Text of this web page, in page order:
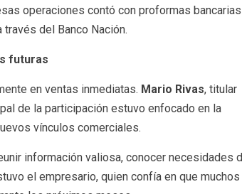
operaciones contó con proformas bancarias
del Banco Nación.
futuras
en ventas inmediatas. Mario Rivas, titular
de la participación estuvo enfocado en la
vínculos comerciales.
información valiosa, conocer necesidades
el empresario, quien confía en que muchos